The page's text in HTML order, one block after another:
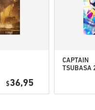
$36,95
CAPTAIN
TSUBASA
(STEAM)